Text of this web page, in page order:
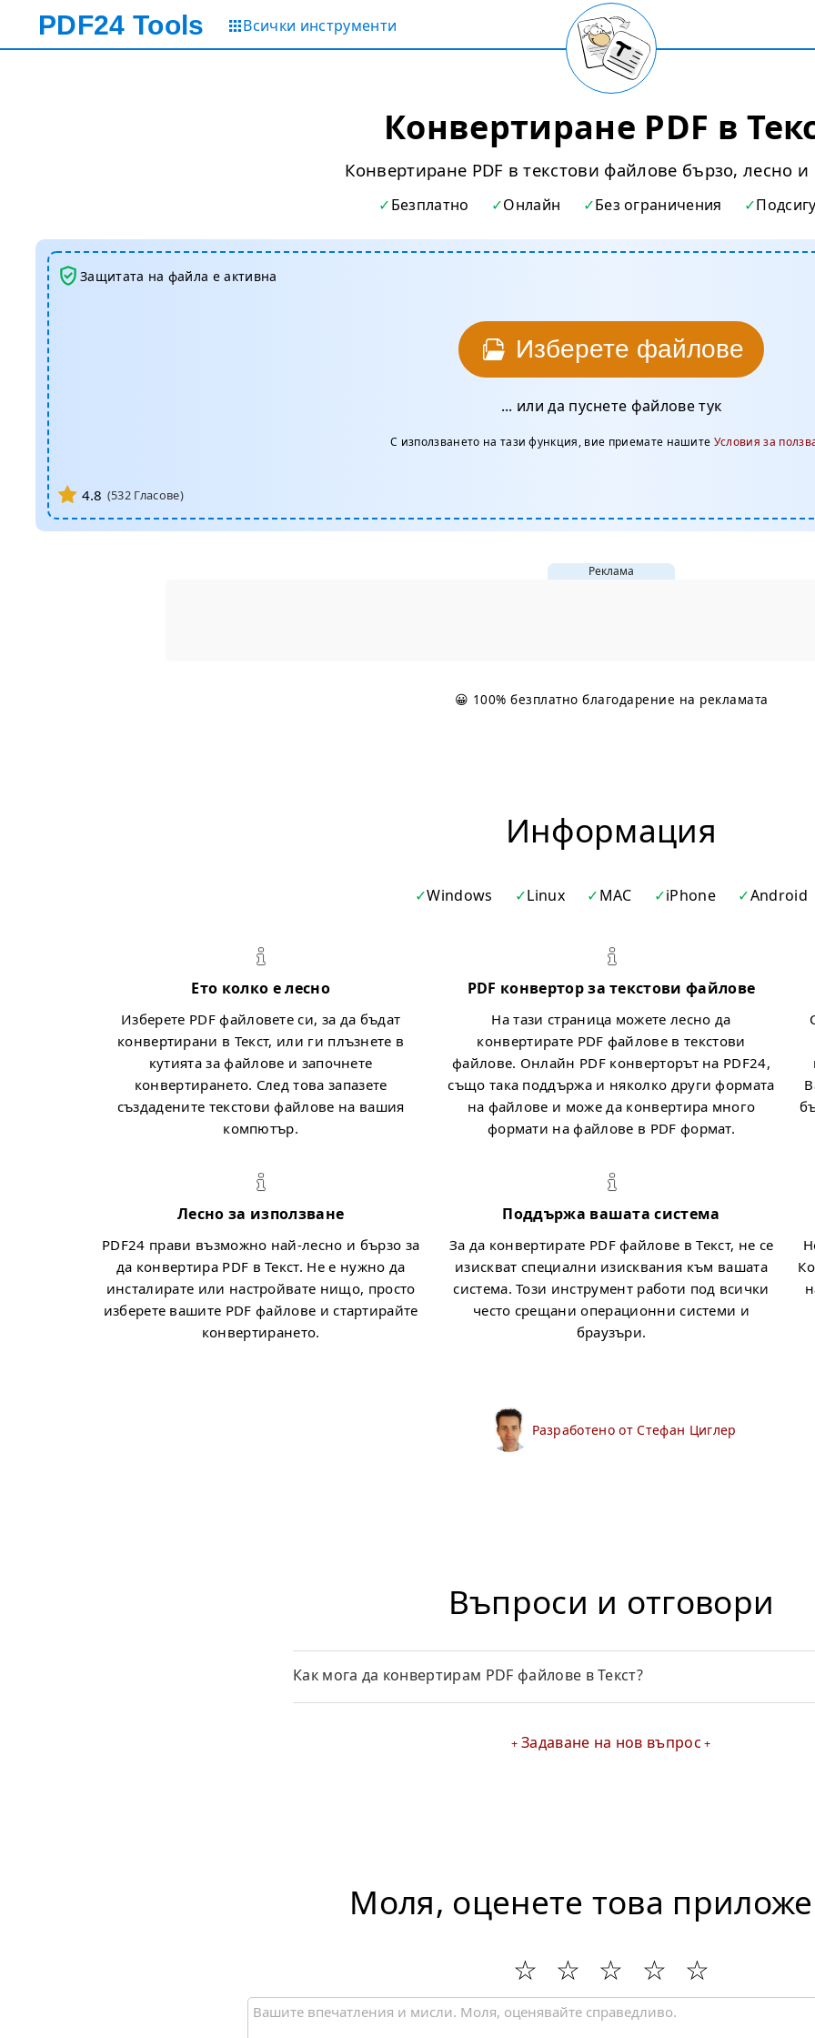
PDF24 Tools Всички инструменти
Конвертиране PDF в
Конвертиране PDF в текстови файлове бързо, лесно
Безплатно Онлайн Без ограничения
Изберете файлове
... или да пуснете файлове тук
С използването на тази функция, вие приемате нашите Условия за
4.8 (532 Гласове)
Защитата на файла е активна
Реклама
😀 100% безплатно благодарение на рекламата
Информация
Windows Linux MAC iPhone Android
Ето колко е лесно
Изберете PDF файловете си, за да бъдат
конвертирани в Текст, или ги плъзнете в
кутията за файлове и започнете
конвертирането. След това запазете
създадените текстови файлове на вашия
компютър.
PDF конвертор за текстови файлове
На тази страница можете лесно да
конвертирате PDF файлове в текстови
файлове. Онлайн PDF конверторът на PDF24,
също така поддържа и няколко други формата
на файлове и може да конвертира много
формати на файлове в PDF формат.
Лесно за използване
PDF24 прави възможно най-лесно и бързо за
да конвертира PDF в Текст. Не е нужно да
инсталирате или настройвате нищо, просто
изберете вашите PDF файлове и стартирайте
конвертирането.
Поддържа вашата система
За да конвертирате PDF файлове в Текст, не се
изискват специални изисквания към вашата
система. Този инструмент работи под всички
често срещани операционни системи и
браузъри.
Разработено от Стефан Циглер
Въпроси и отговори
Как мога да конвертирам PDF файлове в Текст?
Задаване на нов въпрос
Моля, оценете това